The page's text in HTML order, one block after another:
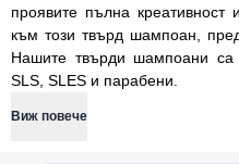
проявите пълна
към този твърд шампоан,
Нашите твърди шампоани са
SLS, SLES и парабени.
Виж повече